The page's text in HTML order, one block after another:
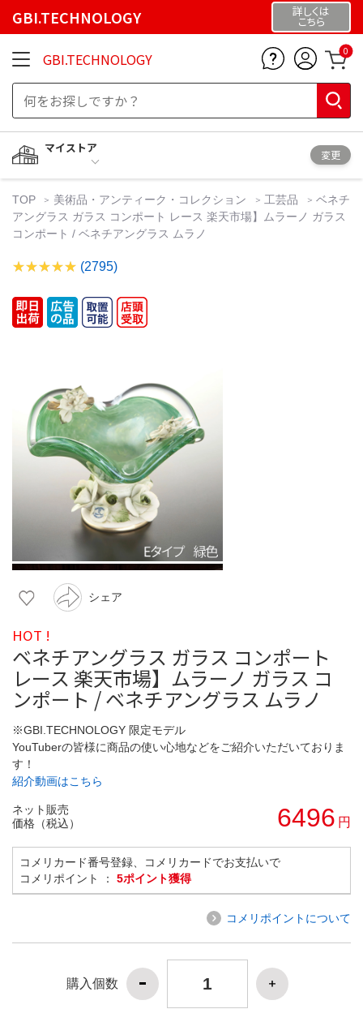
GBI.TECHNOLOGY 詳しくは
こちら
GBI.TECHNOLOGY 0
マイストア
変更
TOP 美術品・アンティーク・コレクション 工芸品
ベネチ
アングラス ガラス コンポート レース 楽天市場】ムラーノ ガラス
コンポート / ベネチアングラス ムラノ
(2795)
シェア
HOT !
ベネチアングラス ガラス コンポート
レース 楽天市場】ムラーノ ガラス コ
ンポート / ベネチアングラス ムラノ
※GBI.TECHNOLOGY 限定モデル
YouTuberの皆様に商品の使い心地などをご紹介いただいておりま
す！
紹介動画はこちら
ネット販売
価格（税込）
6496 円
コメリカード番号登録、コメリカードでお支払いで
コメリポイント ： 5ポイント獲得
コメリポイントについて
購入個数